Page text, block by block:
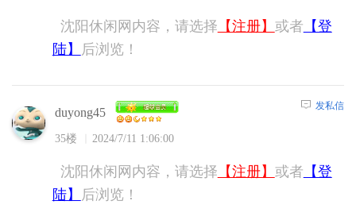
沈阳休闲网内容，请选择 【注册】 或者 【登
陆】
后浏览！
duyong45
35楼 2024/7/11 1:06:00
发私信
沈阳休闲网内容，请选择 【注册】 或者 【登
陆】
后浏览！